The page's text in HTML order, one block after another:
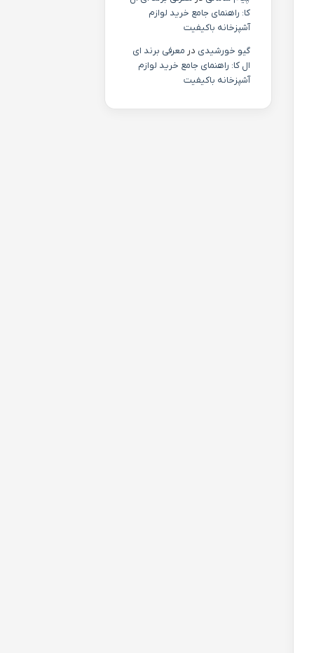
کا: راهنمای جامع خرید لوازم
آشپزخانه باکیفیت
گیو خورشیدی در معرفی برند ای
ال کا: راهنمای جامع خرید لوازم
آشپزخانه باکیفیت